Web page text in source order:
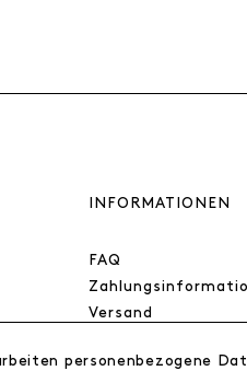
INFORMATIONEN
FAQ
Versand
Widerrufsrecht
personenbezogene